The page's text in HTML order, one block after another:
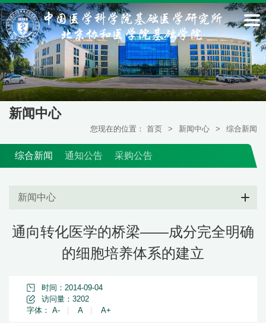
新闻中心
您现在的位置： 首页 > 新闻中心 > 综合新闻
综合新闻 通知公告 采购公告
新闻中心
通向转化医学的桥梁——成分完全明确
的细胞培养体系的建立
时间：2014-09-04
访问量： 3202
字体： A- A A+